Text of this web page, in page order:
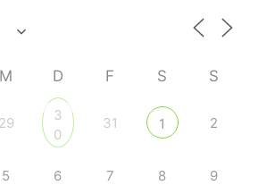
M D F S S
29
3
0
31 1 2
5 6 7 8 9